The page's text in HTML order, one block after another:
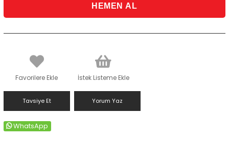
Favorilere Ekle İstek Listeme Ekle
Tavsiye Et Yorum Yaz
WhatsApp